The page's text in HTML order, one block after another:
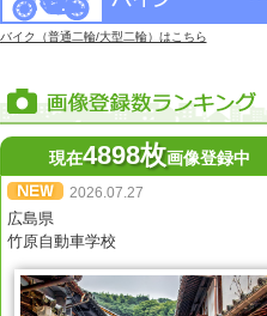
バイク（普通二輪/大型二輪）はこちら
現在4898枚画像登録中
2026.07.27
広島県
竹原自動車学校